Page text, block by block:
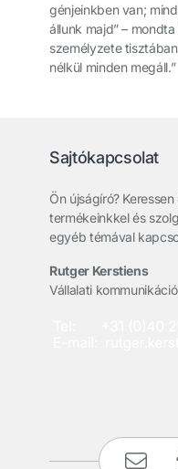
génjeinkben van;
állunk majd” –
személyzete
nélkül minden megáll.”
Sajtókapcsolat
Ön újságíró?
termékeinkkel és
egyéb témával
Rutger Kerstiens
Vállalati